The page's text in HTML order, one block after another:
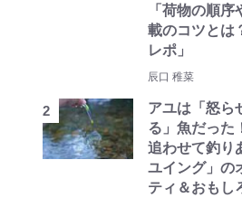
「荷物の順
載のコツとは
レポ」
辰口 稚菜
アユは「怒ら
る」魚だった
追わせて釣り
ユイング」の
ティ＆おもし